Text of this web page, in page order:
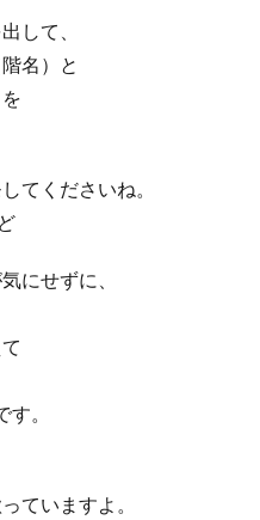
して、
階名）と
てくださいね。
にせずに、
。
ていますよ。